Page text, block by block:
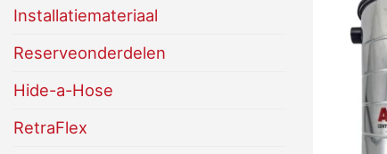
Installatiemateriaal
Reserveonderdelen
Hide-a-Hose
RetraFlex